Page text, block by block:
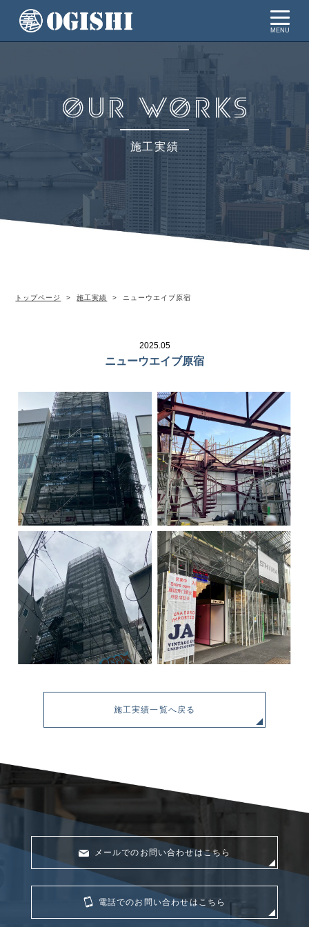
MENU
施工実績
トップページ 施工実績 ニューウエイブ原宿
2025.05
ニューウエイブ原宿
施工実績一覧へ戻る
メールでのお問い合わせはこちら
電話でのお問い合わせはこちら